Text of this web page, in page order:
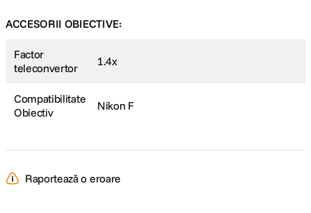
ACCESORII OBIECTIVE:
Factor
teleconvertor
1.4x
Compatibilitate
Obiectiv
Nikon F
Raportează o eroare